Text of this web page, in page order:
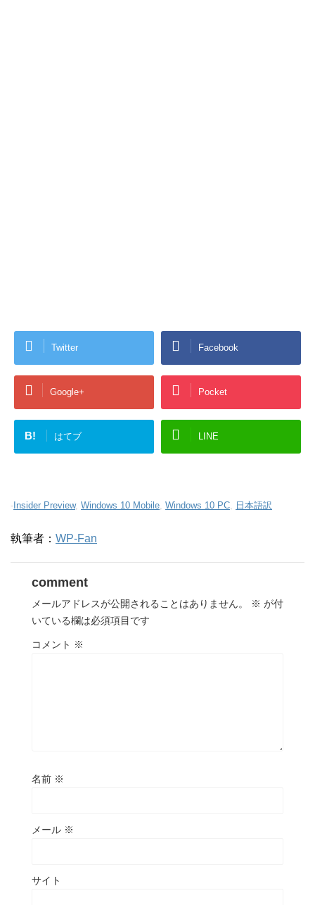
Twitter Facebook
Google+ Pocket
B! はてブ LINE
-Insider Preview, Windows 10 Mobile Windows 10 PC 日本語訳
執筆者： WP-Fan
comment
メールアドレスが公開されることはありません。 ※ が付
いている欄は必須項目です
コメント ※
名前 ※
メール ※
サイト